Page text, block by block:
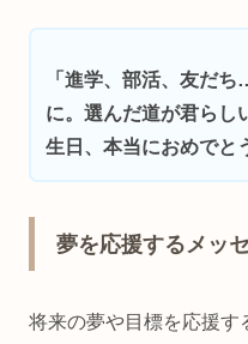
「進学、部活、友だ
に。選んだ道が君らし
生日、本当におめでと
夢を応援するメッ
将来の夢や目標を応援す